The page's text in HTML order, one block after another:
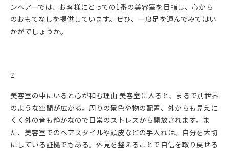
ンヘアーでは、お客様にとっての1番の美容室を目指し、心から
のおもてなしを提供しています。ぜひ、一度足を運んでみてはい
かがでしょうか。
2
美容室の中にいると心が和む理由 美容室に入ると、まるで別世界
のような空間が広がる。周りの景色や物の配置、外からも見えに
くく外の音も静かなので日常のストレスから開放されます。ま
た、美容室でのヘアスタイルや頭皮などの手入れは、自分を大切
にしている証拠でもある。外見を整えることで自信を取り戻せる